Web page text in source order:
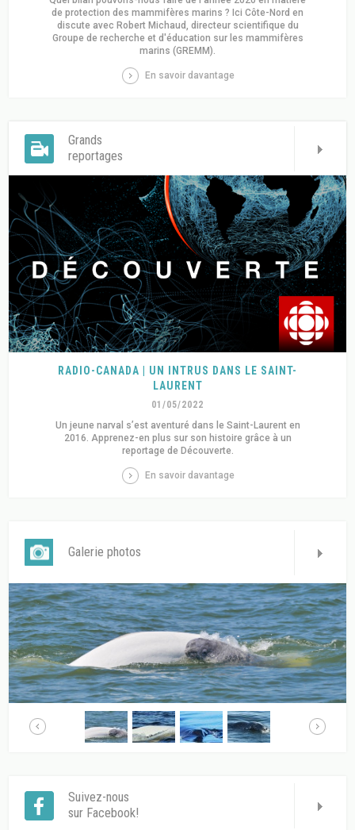
de protection des mammifères marins ? Ici Côte-Nord en
discute avec Robert Michaud, directeur scientifique du
Groupe de recherche et d'éducation sur les mammifères
marins (GREMM).
En savoir davantage
Grands
reportages
RADIO-CANADA | UN INTRUS DANS LE SAINT-
LAURENT
01/05/2022
Un jeune narval s’est aventuré dans le Saint-Laurent en
2016. Apprenez-en plus sur son histoire grâce à un
reportage de Découverte.
En savoir davantage
Galerie photos
Suivez-nous
sur Facebook!